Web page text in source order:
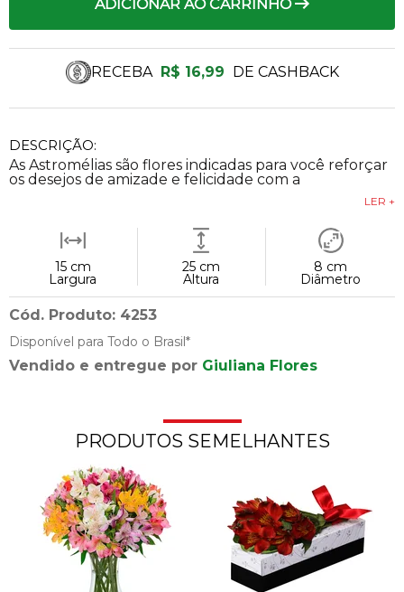
DESCRIÇÃO:
As Astromélias são flores indicadas para você reforçar
os desejos de amizade e felicidade com a
LER +
15 cm
Largura
25 cm
Altura
8 cm
Diâmetro
Cód. Produto: 4253
Disponível para Todo o Brasil*
Vendido e entregue por Giuliana Flores
RECEBA R$ 16,99 DE CASHBACK
ADICIONAR AO CARRINHO
PRODUTOS SEMELHANTES